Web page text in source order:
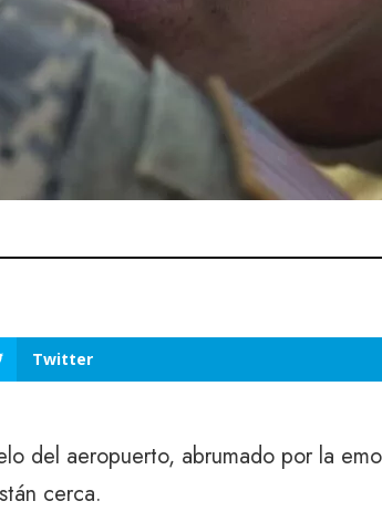
Twitter
del aeropuerto, abrumado por la
cerca.